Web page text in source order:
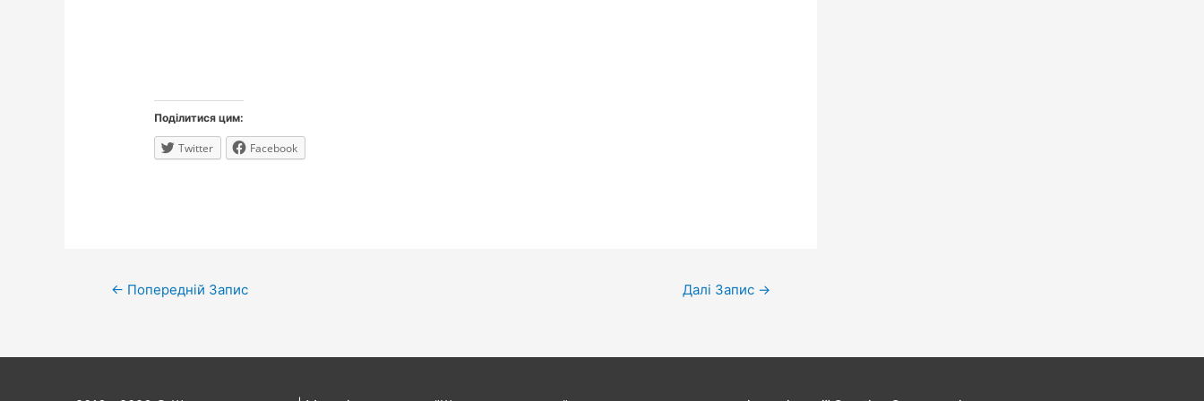
Поділитися цим:
Twitter Facebook
Навігація
← Попередній Запис Далі Запис →